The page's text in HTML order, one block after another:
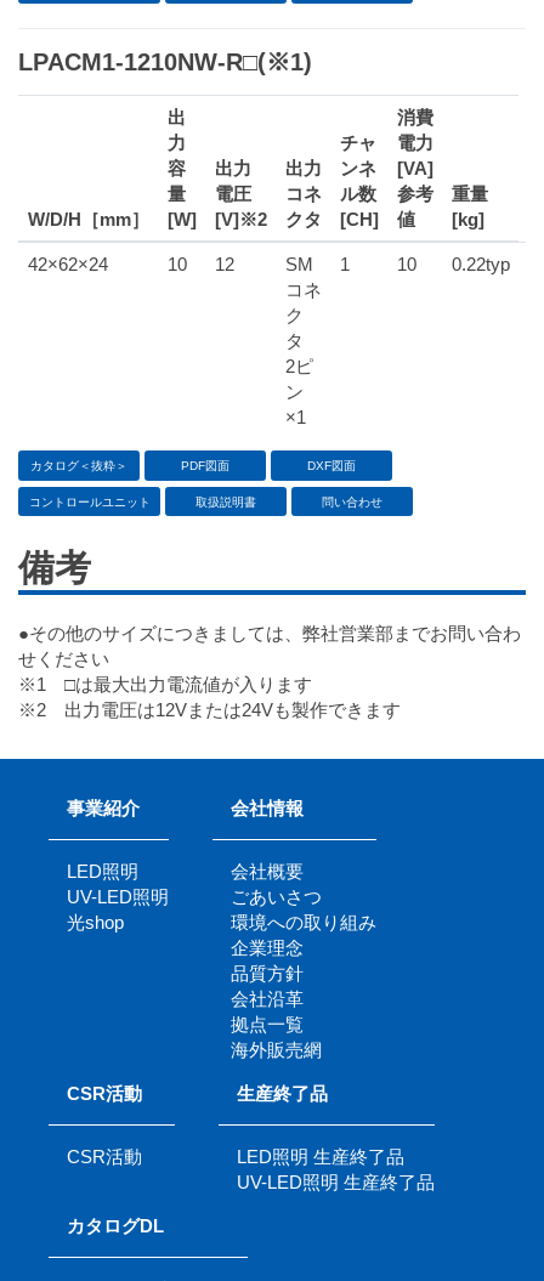
LPACM1-1210NW-R□(※1)
W/D/H［mm］
出
力
容
量
[W]
出力
電圧
[V]※2
出力
コネ
クタ
チャ
ンネ
ル数
[CH]
消費
電力
[VA]
参考
値
重量
[kg]
42×62×24 10 12
SM
コネ
ク
タ
2ピ
ン
×1
1 10 0.22typ
カタログ＜抜粋＞ PDF図面 DXF図面
コントロールユニット 取扱説明書 問い合わせ
備考
●その他のサイズにつきましては、弊社営業部までお問い合わ
せください
※1 □は最大出力電流値が入ります
※2 出力電圧は12Vまたは24Vも製作できます
事業紹介
LED照明
UV-LED照明
光shop
会社情報
会社概要
ごあいさつ
環境への取り組み
企業理念
品質方針
会社沿革
拠点一覧
海外販売網
CSR活動
CSR活動
生産終了品
LED照明 生産終了品
UV-LED照明 生産終了品
カタログDL